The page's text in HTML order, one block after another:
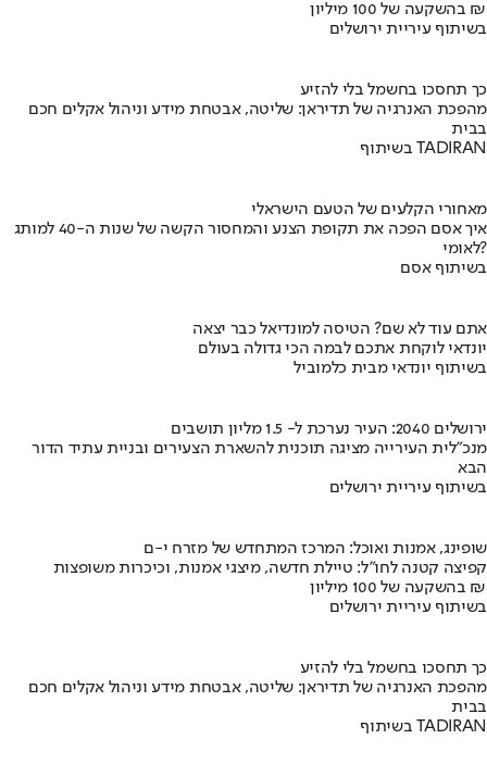
בהשקעה של 100 מיליון ₪
בשיתוף עיריית ירושלים
כך תחסכו בחשמל בלי להזיע
מהפכת האנרגיה של תדיראן: שליטה, אבטחת מידע וניהול אקלים חכם
בבית
בשיתוף TADIRAN
מאחורי הקלעים של הטעם הישראלי
איך אסם הפכה את תקופת הצנע והמחסור הקשה של שנות ה-40 למותג
לאומי?
בשיתוף אסם
אתם עוד לא שם? הטיסה למונדיאל כבר יצאה
יונדאי לוקחת אתכם לבמה הכי גדולה בעולם
בשיתוף יונדאי מבית כלמוביל
ירושלים 2040: העיר נערכת ל- 1.5 מליון תושבים
מנכ"לית העירייה מציגה תוכנית להשארת הצעירים ובניית עתיד הדור
הבא
בשיתוף עיריית ירושלים
שופינג, אמנות ואוכל: המרכז המתחדש של מזרח י-ם
קפיצה קטנה לחו"ל: טיילת חדשה, מיצגי אמנות, וכיכרות משופצות
בהשקעה של 100 מיליון ₪
בשיתוף עיריית ירושלים
כך תחסכו בחשמל בלי להזיע
מהפכת האנרגיה של תדיראן: שליטה, אבטחת מידע וניהול אקלים חכם
בבית
בשיתוף TADIRAN